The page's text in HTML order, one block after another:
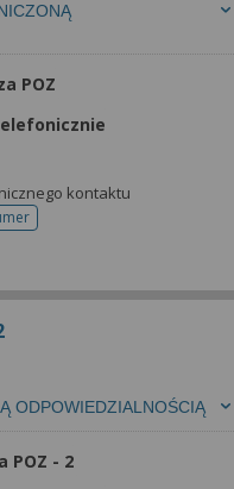
POZ
kontaktu
do rejestracji
ODPOWIEDZIALNOŚCIĄ
POZ - 2